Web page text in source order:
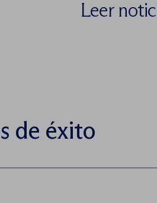
Leer
de éxito